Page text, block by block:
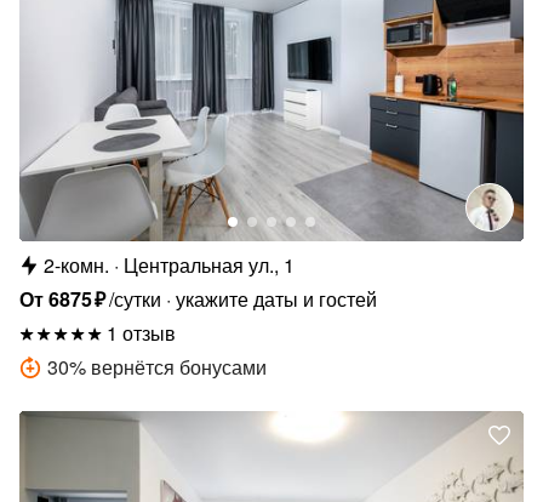
2-комн.
Центральная ул., 1
От6875₽/сутки укажите даты и гостей
1 отзыв
30% вернётся бонусами